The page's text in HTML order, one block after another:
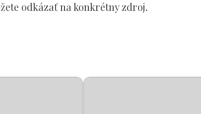
odkázať na konkrétny zdroj.